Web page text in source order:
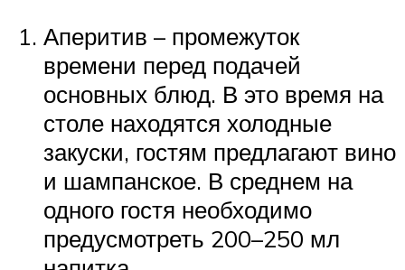
Аперитив – промежуток
времени перед подачей
основных блюд. В это время на
столе находятся холодные
закуски, гостям предлагают вино
и шампанское. В среднем на
одного гостя необходимо
предусмотреть 200–250 мл